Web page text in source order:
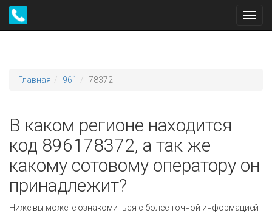
Главная 961 78372
В каком регионе находится
код 896178372, а так же
какому сотовому оператору он
принадлежит?
Ниже вы можете ознакомиться с более точной информацией